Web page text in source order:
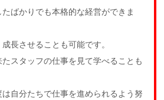
ばかりでも本格的な経営ができま
長させることも可能です。
スタッフの仕事を見て学べることも
自分たちで仕事を進められるよう努